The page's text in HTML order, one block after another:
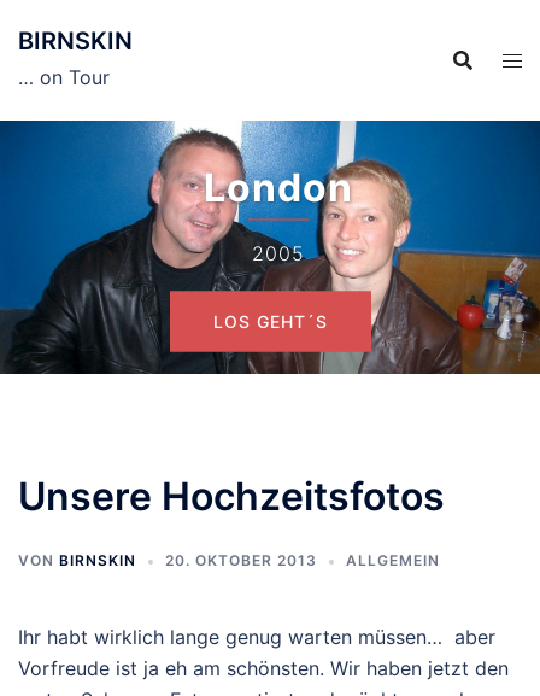
Inhalt
springen
BIRNSKIN
… on Tour
London
2005
LOS GEHT´S
Unsere Hochzeitsfotos
VON BIRNSKIN 20. OKTOBER 2013 ALLGEMEIN
Ihr habt wirklich lange genug warten müssen… aber
Vorfreude ist ja eh am schönsten. Wir haben jetzt den